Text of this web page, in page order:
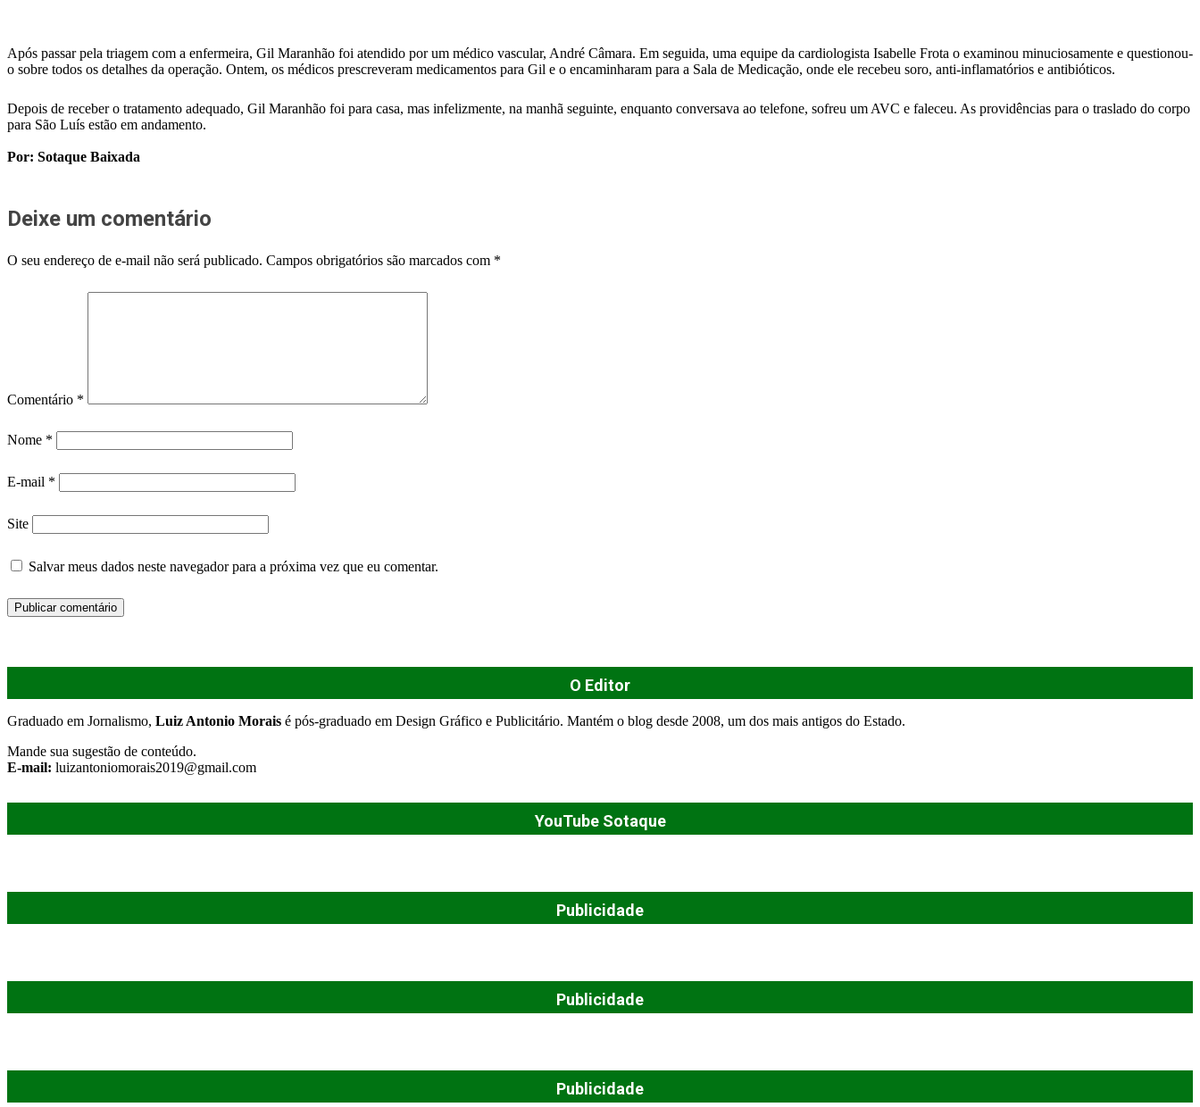
Após passar pela triagem com a enfermeira, Gil Maranhão foi atendido por um médico vascular, André Câmara. Em seguida, uma equipe da cardiologista Isabelle Frota o examinou minuciosamente e questionou-
o sobre todos os detalhes da operação. Ontem, os médicos prescreveram medicamentos para Gil e o encaminharam para a Sala de Medicação, onde ele recebeu soro, anti-inflamatórios e antibióticos.
Depois de receber o tratamento adequado, Gil Maranhão foi para casa, mas infelizmente, na manhã seguinte, enquanto conversava ao telefone, sofreu um AVC e faleceu. As providências para o traslado do corpo
para São Luís estão em andamento.
Por: Sotaque Baixada
Deixe um comentário
O seu endereço de e-mail não será publicado. Campos obrigatórios são marcados com *
Comentário *
Nome *
E-mail *
Site
Salvar meus dados neste navegador para a próxima vez que eu comentar.
O Editor
Graduado em Jornalismo, Luiz Antonio Morais é pós-graduado em Design Gráfico e Publicitário. Mantém o blog desde 2008, um dos mais antigos do Estado.
Mande sua sugestão de conteúdo.
E-mail: luizantoniomorais2019@gmail.com
YouTube Sotaque
Publicidade
Publicidade
Publicidade